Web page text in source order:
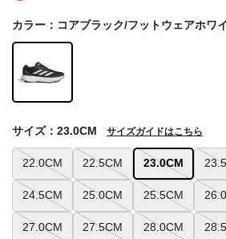
カラー：コアブラック/フットウェアホワ
22.0CM 22.5CM 23.0CM
24.5CM 25.0CM 25.5CM
27.0CM 27.5CM 28.0CM
サイズ：23.0CM サイズガイドはこちら